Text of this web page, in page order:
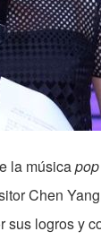
la músicapop
Chen
sus logros y